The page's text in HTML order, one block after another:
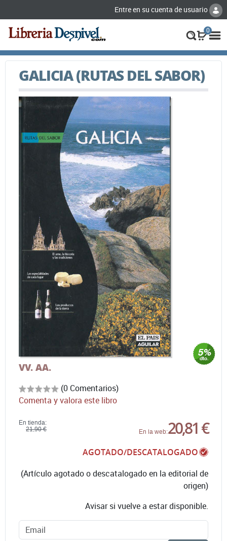
Entre en su cuenta de usuario
0
GALICIA (RUTAS DEL SABOR)
VV. AA.
(0 Comentarios)
Comenta y valora este libro
En tienda:
21,90 €
En la web:20,81 €
AGOTADO/DESCATALOGADO
(Artículo agotado o descatalogado en la editorial de
origen)
Avisar si vuelve a estar disponible.